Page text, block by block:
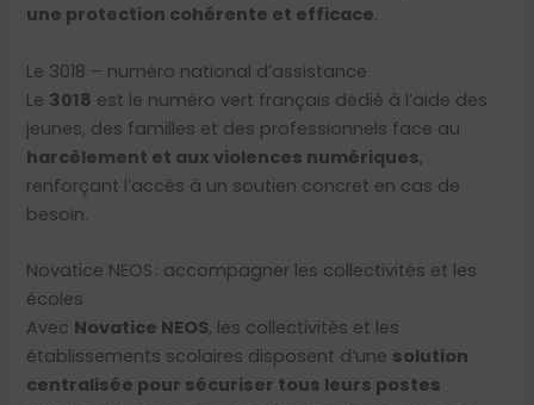
une protection cohérente et efficace.
Le 3018 – numéro national d’assistance
Le 3018 est le numéro vert français dédié à l’aide des
jeunes, des familles et des professionnels face au
harcèlement et aux violences numériques,
renforçant l’accès à un soutien concret en cas de
besoin.
Novatice NEOS : accompagner les collectivités et les
écoles
Avec Novatice NEOS, les collectivités et les
établissements scolaires disposent d’une solution
centralisée pour sécuriser tous leurs postes